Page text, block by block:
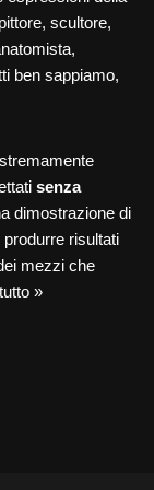
scultore,
ben sappiamo,
senza
dimostrazione di
risultati
mezzi che
»